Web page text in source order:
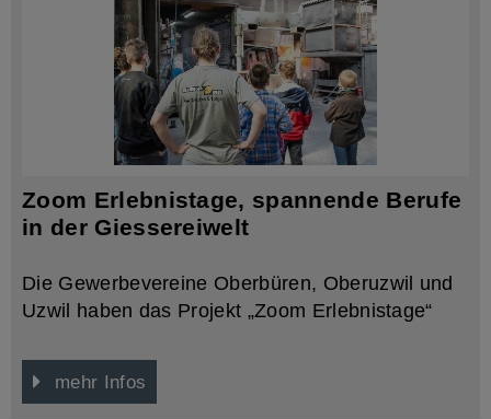
Zoom Erlebnistage, spannende Berufe
in der Giessereiwelt
Die Gewerbevereine Oberbüren, Oberuzwil und
Uzwil haben das Projekt „Zoom Erlebnistage“
einen Einblick in die Berufswelt zu ermöglichen.
Die Benninger Guss AG hat sich an dem Projekt
mehr Infos